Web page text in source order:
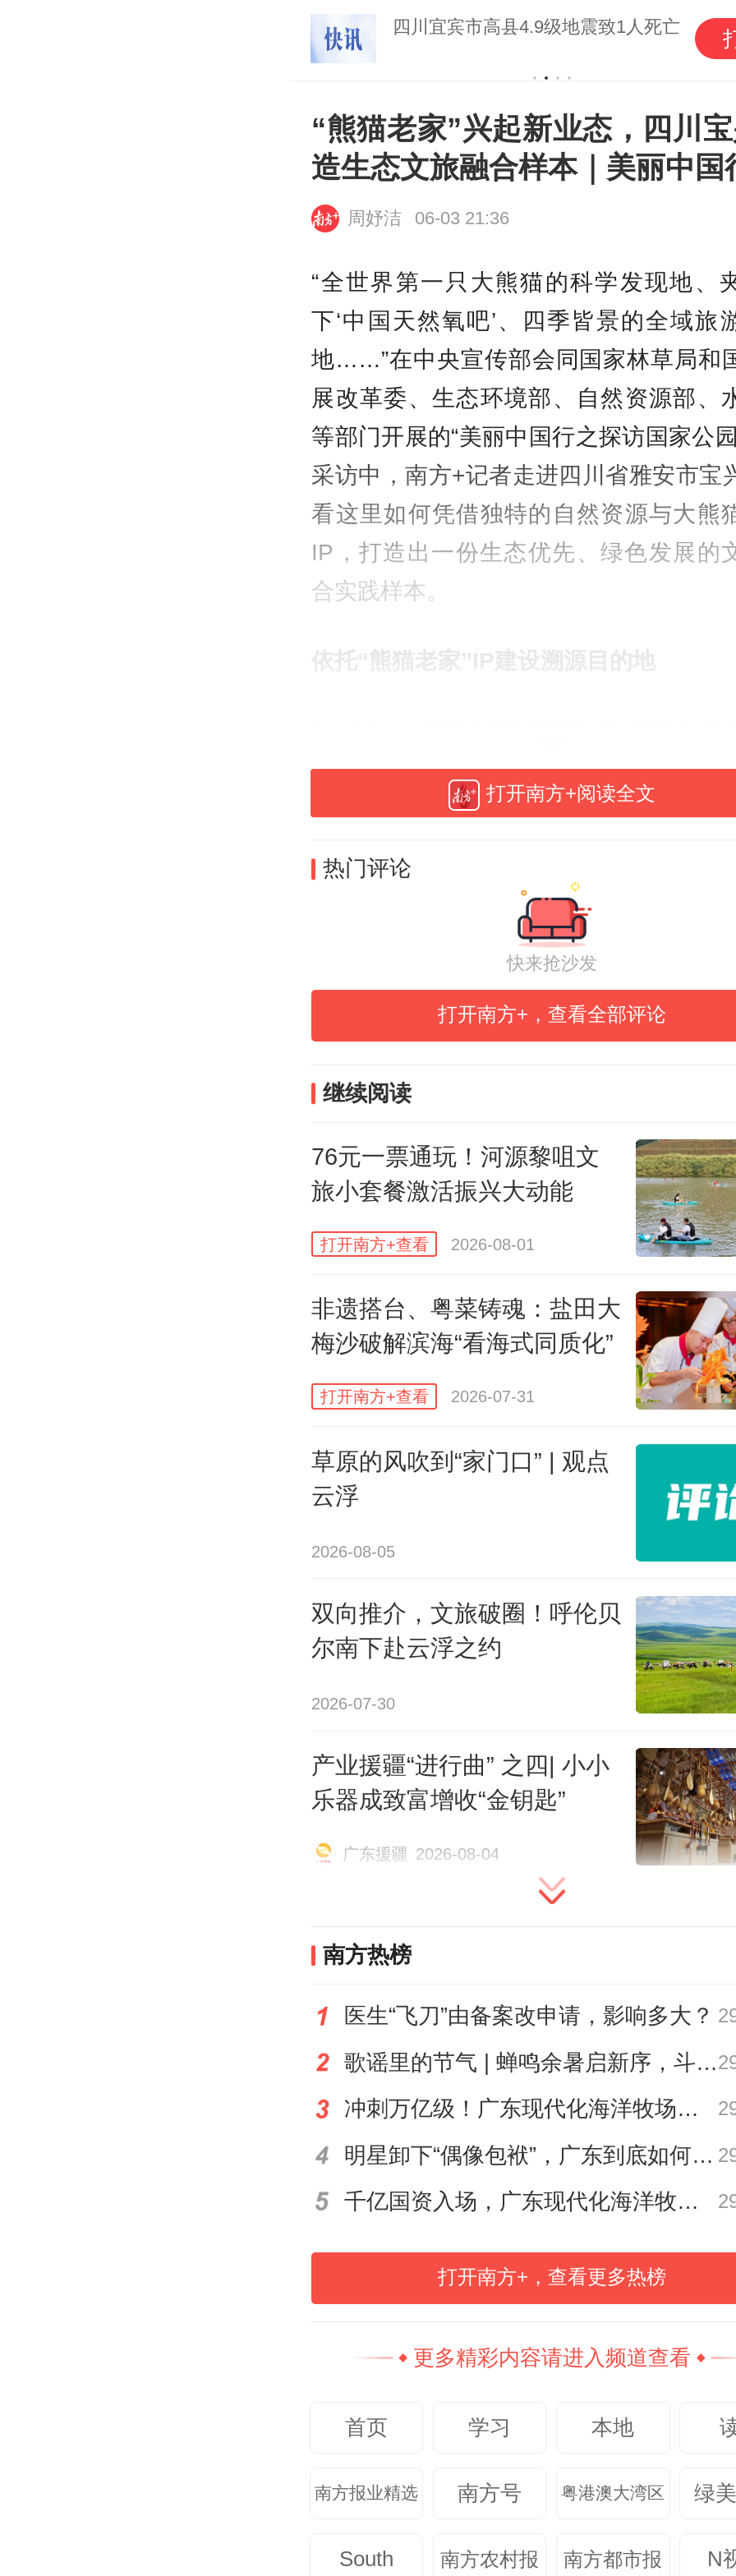
四川宜宾市高县4.9级地震致1人死亡
“熊猫老家”兴起新业态，四川
造生态文旅融合样本｜美丽中国
周妤洁 06-03 21:36
“全世界第一只大熊猫的科学发现地、
下‘中国天然氧吧’、四季皆景的全域旅
地……”在中央宣传部会同国家林草局和
展改革委、生态环境部、自然资源部、
等部门开展的“美丽中国行之探访国家公
采访中，南方+记者走进四川省雅安市宝
看这里如何凭借独特的自然资源与大熊
IP，打造出一份生态优先、绿色发展的
合实践样本。
沟首次发现活体大熊猫，“熊猫老家”成为
最具代表性的名片。近年来，宝兴县把
科学发现地和模式标本产地的独特资源
世界大熊猫文化旅游溯源重要目的地建设。
沿国道351蜿蜒前行，“熊猫奇遇大道”串
桶寨邓池沟等多个核心景区。在大熊猫
生态实训线路、多功能教学空间、食宿
配套已日臻完善，可规模化、常态化承
研学培训与主题活动。
据介绍，2025年，该基地共开展研学培
人次，今年上半年人次已达到2万，来
哥、美国、西班牙、芬兰等国家的青少
“基地坚持公益科普与市场化运营并行，
要来自精品研学课程、团队体验接待、
品运营、主题活动承办四大板块，2025
总额达到400万元。”相关负责人表示。
依托“中国天然氧吧”“中国气候宜居城
赏红叶、冬玩冰雪”的四季生态旅游体系
拥有5个国家4A级景区，文旅资源总量居
第一、四川省第七。
盛夏时节，硗碛藏寨成为众多游客避暑
选择，清凉的气候与独特的藏乡文化体
益彰，暑期游客量占全县总量的32%。“
村、硗碛藏寨等地的生态民宿、特色餐
打开南方+阅读全文
热门评论
快来抢沙发
打开南方+，查看全部评论
继续阅读
76元一票通玩！河源黎咀文
旅小套餐激活振兴大动能
打开南方+查看 2026-08-01
非遗搭台、粤菜铸魂：盐田大
梅沙破解滨海“看海式同质化”
打开南方+查看 2026-07-31
草原的风吹到“家门口” | 观点
云浮
2026-08-05
双向推介，文旅破圈！呼伦贝
尔南下赴云浮之约
2026-07-30
产业援疆“进行曲” 之四| 小小
乐器成致富增收“金钥匙”
广东援疆 2026-08-04
南方热榜
医生“飞刀”由备案改申请，影响多大？
歌谣里的节气 | 蝉鸣余暑启新序，斗指西南迎立秋
冲刺万亿级！广东现代化海洋牧场建设提速
明星卸下“偶像包袱”，广东到底如何让人变松弛？ | 好看·南方号
千亿国资入场，广东现代化海洋牧场建设进入2.0时代｜聊点政经事
打开南方+，查看更多热榜
更多精彩内容请进入频道查看
首页 学习 本地
南方报业精选 南方号 粤港澳大湾区 绿
South 南方农村报 南方都市报 N